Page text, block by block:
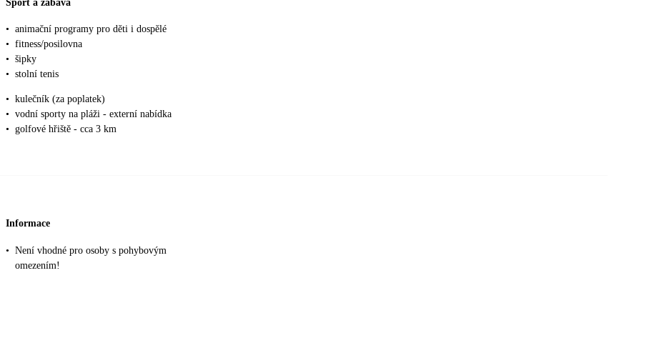
Sport a zábava
• animační programy pro děti i dospělé
• fitness/posilovna
• šipky
• stolní tenis
• kulečník (za poplatek)
• vodní sporty na pláži - externí nabídka
• golfové hřiště - cca 3 km
Informace
• Není vhodné pro osoby s pohybovým
omezením!